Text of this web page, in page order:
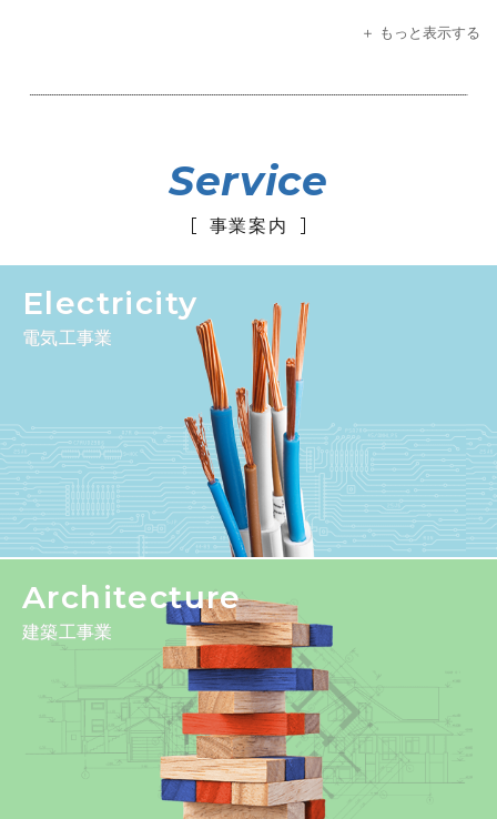
＋ もっと表示する
Service
事業案内
Electricity
電気工事業
Architecture
建築工事業